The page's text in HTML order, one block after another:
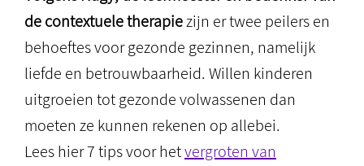
de contextuele therapiezijn er twee peilers en
behoeftes voor gezonde gezinnen, namelijk
liefde en betrouwbaarheid. Willen kinderen
uitgroeien tot gezonde volwassenen dan
moeten ze kunnen rekenen op allebei.
Lees hier 7 tips voor hetvergroten van